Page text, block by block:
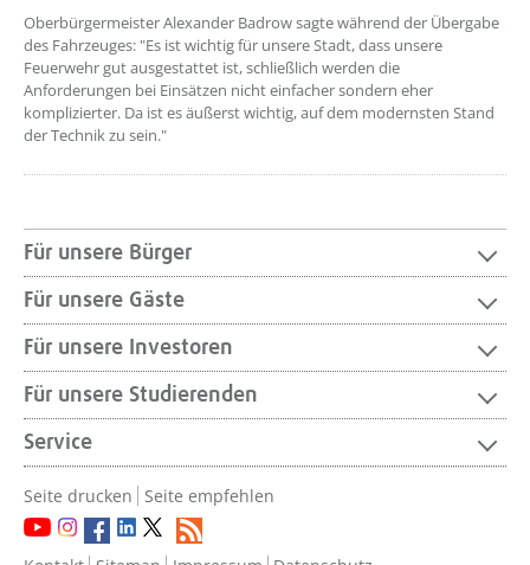
Oberbürgermeister Alexander Badrow sagte während der Übergabe
des Fahrzeuges: "Es ist wichtig für unsere Stadt, dass unsere
Feuerwehr gut ausgestattet ist, schließlich werden die
Anforderungen bei Einsätzen nicht einfacher sondern eher
komplizierter. Da ist es äußerst wichtig, auf dem modernsten Stand
der Technik zu sein."
Für unsere Bürger
Für unsere Gäste
Für unsere Investoren
Für unsere Studierenden
Service
Seite drucken Seite empfehlen